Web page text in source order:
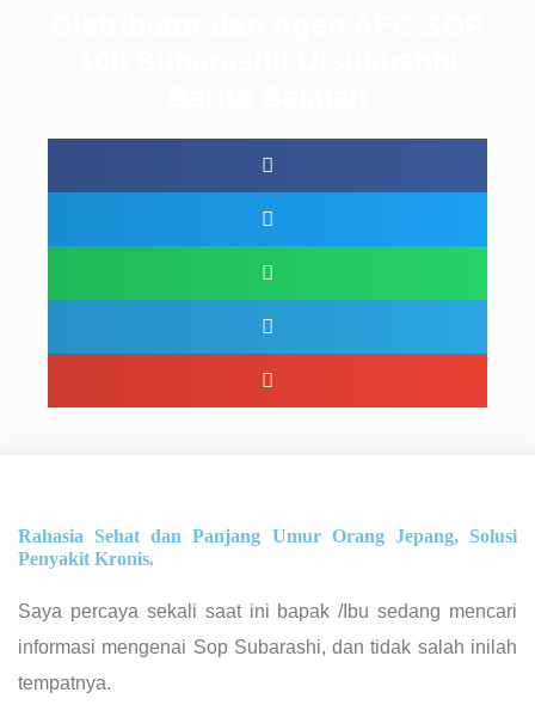
Rahasia Sehat dan Panjang Umur Orang Jepang, Solusi
Penyakit Kronis.
Saya percaya sekali saat ini bapak /Ibu sedang mencari
informasi mengenai Sop Subarashi, dan tidak salah inilah
tempatnya.